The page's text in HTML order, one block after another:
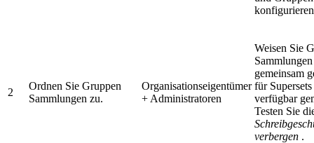
2
Ordnen Sie Gruppen
Sammlungen zu.
Organisationseigentümer
+ Administratoren
Weisen Sie
gemeinsam
für
verfügbar
Testen Sie
verbergen .